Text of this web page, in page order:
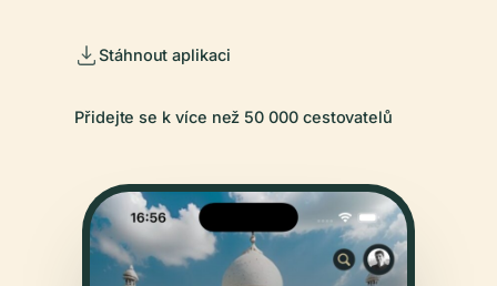
Stáhnout aplikaci
Přidejte se k více než 50 000 cestovatelů